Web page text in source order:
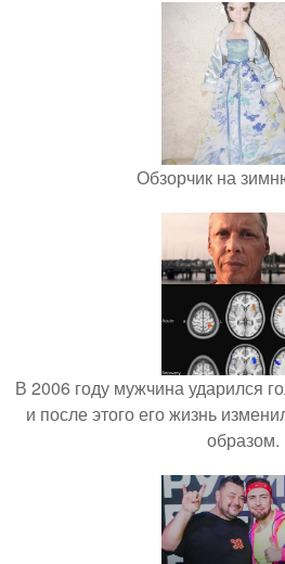
Обзорчик на
В 2006 году мужчина ударился
и после этого его жизнь
образом.